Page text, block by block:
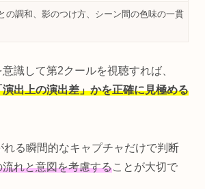
の調和、影のつけ方、シーン間の色味の一貫
識して第2クールを視聴すれば、
出上の演出差」かを正確に見極める
る瞬間的なキャプチャだけで判断
れと意図を考慮することが大切で